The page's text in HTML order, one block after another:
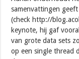
samenvattingen
(check http://
keynote, hij gaf
van grote data sets
op een single thread